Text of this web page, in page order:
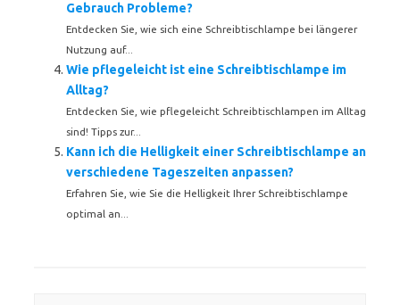
Gebrauch Probleme?
Entdecken Sie, wie sich eine Schreibtischlampe bei längerer
Nutzung auf...
Wie pflegeleicht ist eine Schreibtischlampe im
Alltag?
Entdecken Sie, wie pflegeleicht Schreibtischlampen im Alltag
sind! Tipps zur...
Kann ich die Helligkeit einer Schreibtischlampe an
verschiedene Tageszeiten anpassen?
Erfahren Sie, wie Sie die Helligkeit Ihrer Schreibtischlampe
optimal an...